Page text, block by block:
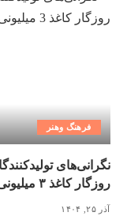
فرهنگ وهنر
نگرانی‌های
روزگار کاغذ ۳ میلیونی_مهتاب من
آذر ۲۵, ۱۴۰۴